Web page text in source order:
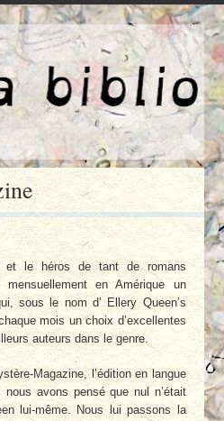
et le héros de tant de romans
en Amérique un
sous le nom d’ Ellery Queen’s
mois un choix d’excellentes
auteurs dans le genre.
Magazine, l’édition en langue
avons pensé que nul n’était
lui-même. Nous lui passons la